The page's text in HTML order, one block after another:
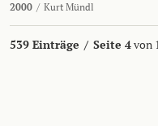
2000 / Kurt Mündl
539 Einträge / Seite 4von